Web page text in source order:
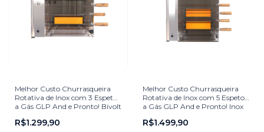
Melhor Custo Churrasqueira
Rotativa de Inox com 3 Espetos
a Gás GLP And e Pronto! Bivolt
Inox
R$1.299,90
Melhor Custo Churrasqueira
Rotativa de Inox com 5 Espetos
a Gás GLP And e Pronto! Inox
R$1.499,90